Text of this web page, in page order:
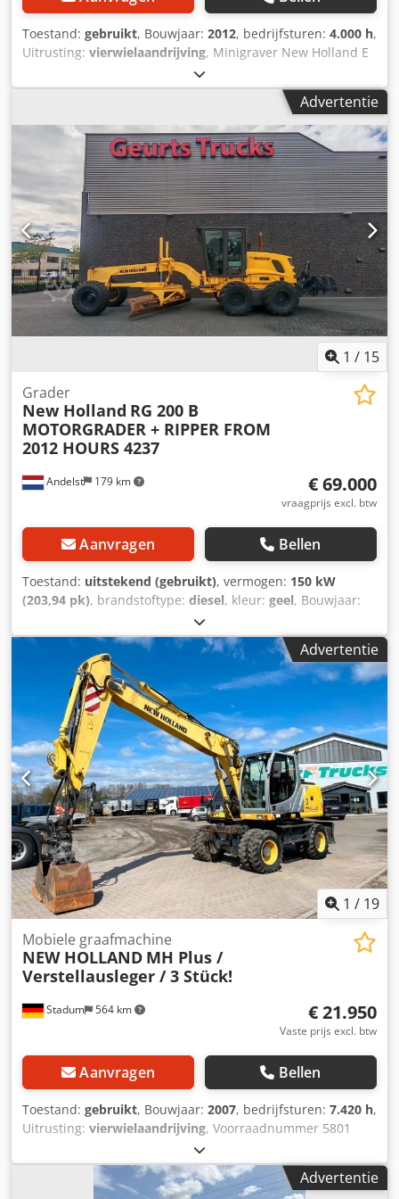
voorbehouden! Cedpfxewtqmze Ap Hsha
Toestand: gebruikt, Bouwjaar: 2012, bedrijfsturen: 4.000 h,
Uitrusting: vierwielaandrijving, Minigraver New Holland E
50 B SR. Cjdpfx Ajup R Uusp Hoha * Bedrijfsgewicht: 4945
kg * Airconditioning * Bouwjaar: 2012 * Draaiuren: 4000 *
Machine verkeert in zeer goede staat * Direct inzetbaar
Advertentie
1 / 15
Andelst 179 km
Grader
New Holland RG 200 B
MOTORGRADER + RIPPER FROM
2012 HOURS 4237
€ 69.000
vraagprijs excl. btw
Aanvragen Bellen
Toestand: uitstekend (gebruikt), vermogen: 150 kW
(203,94 pk), brandstoftype: diesel, kleur: geel, Bouwjaar:
, Bouwjaar: 2012 Aandrijving:
Wiel Aantal cilinders: 6 Leeggewicht: 17.000 kg Chsdpfow
Hqb Sox Ap Hoa Werkbreedte: 427 cm Technische staat:
zeer goed Optische staat: zeer goed NEW HOLLAND RG 200
B MOTORGRADER + RIPPER Bouwjaar: 2012 Urenstand:
4.237 Aandrijving: 6x4 Motor: 6-cilinder turbodiesel
Nettovermogen: 200 pk (150 kW) bij 2.200 tpm
Bedrijfsgewicht: 16.000 kg Bladlengte: 4,27 m Max.
bladlifting: 450 mm boven maaiveld Max. bladval: 725 mm
onder maaiveld Hydraulisch debiet: 130 l/min Transmissie:
Volautomatische powershift, 6 vooruit / 3 achteruit
Draaicirkel: 7,4 m Rijsnelheid (vooruit/achteruit): 45 km/u /
30 km/u Volg ons op Instagram, Facebook en TikTok voor
video's van onze trucks en machines te koop. WIJ SPREKEN
DUITS WE SPEAK ENGLISH HABLAMOS ESPAÑOL
Advertentie
1 / 19
Stadum 564 km
Mobiele graafmachine
NEW HOLLAND MH Plus /
Verstellausleger / 3 Stück!
€ 21.950
Vaste prijs excl. btw
Aanvragen Bellen
Toestand: gebruikt, Bouwjaar: 2007, bedrijfsturen: 7.420 h,
Uitrusting: vierwielaandrijving, Voorraadnummer 5801
New Holland MH Plus mobiele graafmachine met
verstelbare giek ----* Fabrikant: New Holland * Type: MH
Plus * Bouwjaar: 2007 * Kleur: Geel * Gesloten cabine *
Advertentie